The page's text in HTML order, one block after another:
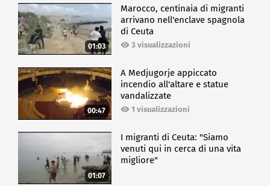
01:03
Marocco, centinaia di migranti
arrivano nell'enclave spagnola
di Ceuta
3 visualizzazioni
00:47
A Medjugorje appiccato
incendio all'altare e statue
vandalizzate
1 visualizzazioni
01:07
I migranti di Ceuta: "Siamo
venuti qui in cerca di una vita
migliore"